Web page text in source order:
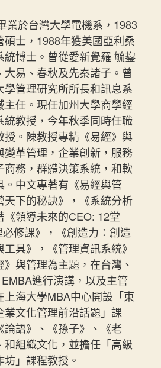
業於台灣大學電機系，1983
士，1988年獲美國亞利桑
統博士。曾從愛新覺羅 毓鋆
大易、春秋及先秦諸子。曾
管理研究所所長和訊息系
任。現任加州大學商學經
統教授，今年秋季同時任職
授。陳教授專精《易經》與
變革管理，企業創新，服務
務，群體決策系統，和軟
。中文專著有《易經與管
天下的秘訣》，《系統分析
領導未來的CEO: 12堂
修課》，《創造力：創造
具》，《管理資訊系統》
與管理為主題，在台灣、
進行演講，以及主管
海大學MBA中心開設「東
業文化管理前沿話題」課
語》、《孫子》、《老
和組織文化，並擔任「高級
」課程教授。